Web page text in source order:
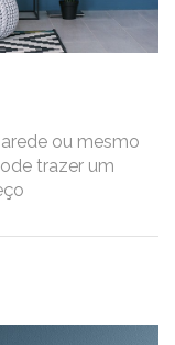
ou mesmo
trazer um